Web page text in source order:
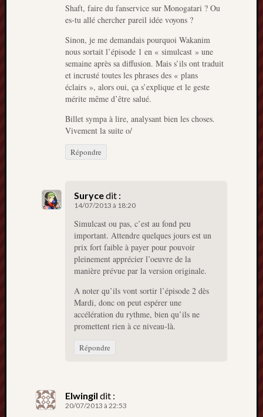
Shaft, faire du fanservice sur Monogatari ? Ou
es-tu allé chercher pareil idée voyons ?
Sinon, je me demandais pourquoi Wakanim
nous sortait l’épisode 1 en « simulcast » une
semaine après sa diffusion. Mais s’ils ont traduit
et incrusté toutes les phrases des « plans
éclairs », alors oui, ça s’explique et le geste
mérite même d’être salué.
Billet sympa à lire, analysant bien les choses.
Vivement la suite o/
Répondre
Surycedit :
14/07/2013 à 18:20
Simulcast ou pas, c’est au fond peu
important. Attendre quelques jours est un
prix fort faible à payer pour pouvoir
pleinement apprécier l’oeuvre de la
manière prévue par la version originale.
A noter qu’ils vont sortir l’épisode 2 dès
Mardi, donc on peut espérer une
accélération du rythme, bien qu’ils ne
promettent rien à ce niveau-là.
Répondre
Elwingil dit :
20/07/2013 à 22:53